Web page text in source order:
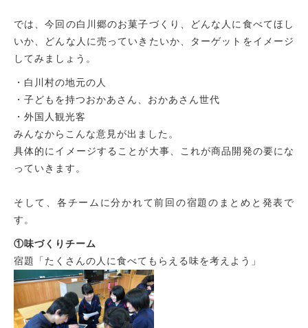
では、今回の白川郷のお菓子づくり、どんな人に食べてほし
いか、どんな人に売っていきたいか、ターゲットをイメージ
してみましょう。
・白川村の地元の人
・子どもを持つおかあさん、おかあさん世代
・外国人観光客
みんなからこんな意見が出ました。
具体的にイメージすることが大事、これが商品開発の要にな
っていきます。
そして、各チームに分かれて前回の宿題のまとめと発表で
す。
①味づくりチーム
宿題「たくさんの人に食べてもらえる味を考えよう」